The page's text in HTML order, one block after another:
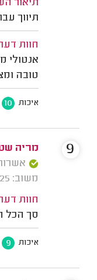
תיאור
תיווך
חוות
אנטולי
טובה
איכות 10
מריה
אשרור: 25/04/
משוב: 23/02/2025
חוות
סך הכל
איכות 9
9